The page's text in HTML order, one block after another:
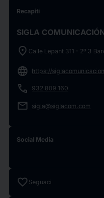
Recapiti
SIGLA
location_on Calle Lepant 311 - 2º 3
language https://
phone 932 809 160
email sigla@siglacom.com
Social Media
favorite Seguaci